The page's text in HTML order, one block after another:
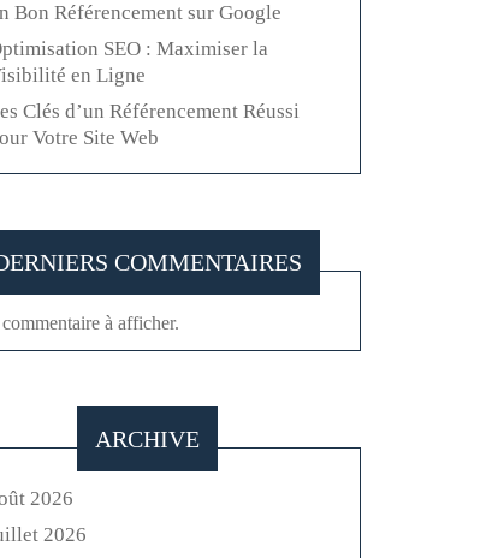
Bon Référencement sur Google
SEO : Maximiser la
en Ligne
Clés d’un Référencement Réussi
Votre Site Web
COMMENTAIRES
à afficher.
ARCHIVE
2026
2026